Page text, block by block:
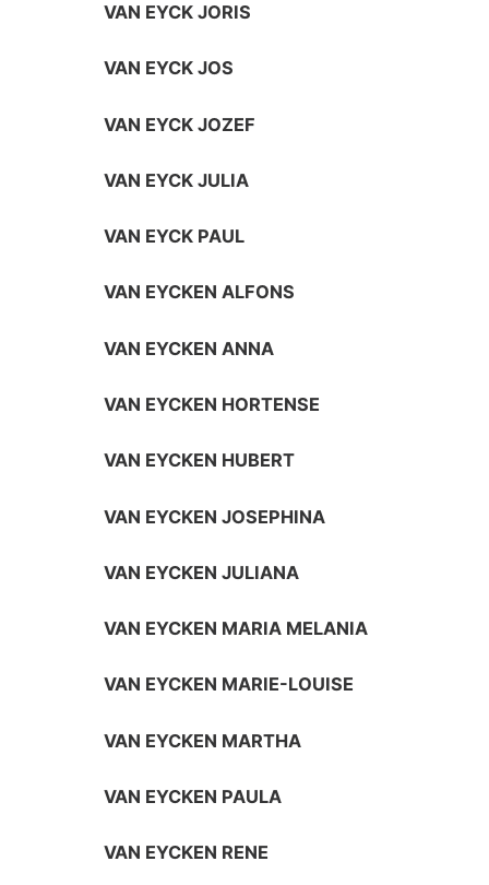
VAN EYCK JORIS
VAN EYCK JOS
VAN EYCK JOZEF
VAN EYCK JULIA
VAN EYCK PAUL
VAN EYCKEN ALFONS
VAN EYCKEN ANNA
VAN EYCKEN HORTENSE
VAN EYCKEN HUBERT
VAN EYCKEN JOSEPHINA
VAN EYCKEN JULIANA
VAN EYCKEN MARIA MELANIA
VAN EYCKEN MARIE-LOUISE
VAN EYCKEN MARTHA
VAN EYCKEN PAULA
VAN EYCKEN RENE